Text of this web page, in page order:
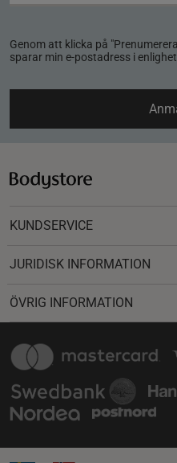
Genom att klicka på
sparar min e-postadress i
KUNDSERVICE
JURIDISK INFORMATION
ÖVRIG INFORMATION